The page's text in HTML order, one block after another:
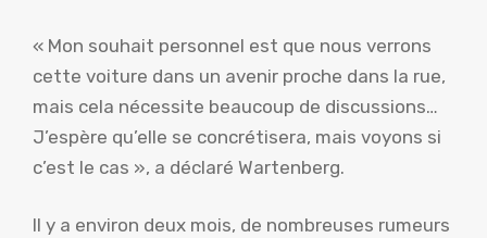
« Mon souhait personnel est que nous verrons
cette voiture dans un avenir proche dans la rue,
mais cela nécessite beaucoup de discussions…
J’espère qu’elle se concrétisera, mais voyons si
c’est le cas », a déclaré Wartenberg.
Il y a environ deux mois, de nombreuses rumeurs